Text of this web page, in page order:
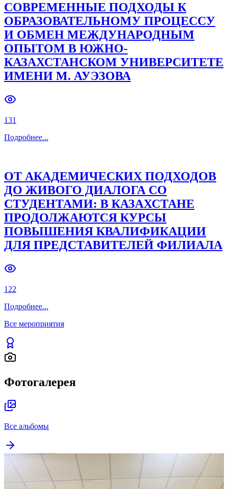
СОВРЕМЕННЫЕ ПОДХОДЫ К
ОБРАЗОВАТЕЛЬНОМУ ПРОЦЕССУ
И ОБМЕН МЕЖДУНАРОДНЫМ
ОПЫТОМ В ЮЖНО-
КАЗАХСТАНСКОМ УНИВЕРСИТЕТЕ
ИМЕНИ М. АУЭЗОВА
131
Подробнее...
ОТ АКАДЕМИЧЕСКИХ ПОДХОДОВ
ДО ЖИВОГО ДИАЛОГА СО
СТУДЕНТАМИ: В КАЗАХСТАНЕ
ПРОДОЛЖАЮТСЯ КУРСЫ
ПОВЫШЕНИЯ КВАЛИФИКАЦИИ
ДЛЯ ПРЕДСТАВИТЕЛЕЙ ФИЛИАЛА
122
Подробнее...
Все мероприятия
Фотогалерея
Все альбомы